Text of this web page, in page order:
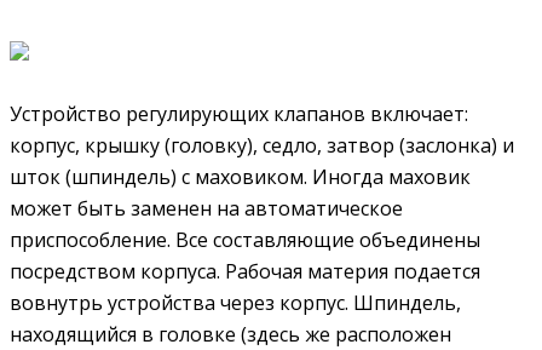
Устройство регулирующих клапанов включает:
корпус, крышку (головку), седло, затвор (заслонка) и
шток (шпиндель) с маховиком. Иногда маховик
может быть заменен на автоматическое
приспособление. Все составляющие объединены
посредством корпуса. Рабочая материя подается
вовнутрь устройства через корпус. Шпиндель,
находящийся в головке (здесь же расположен